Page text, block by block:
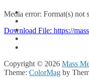
Media error: Format(s) not
Download File: https://
Copyright © 2026 Mass
Theme: ColorMag by